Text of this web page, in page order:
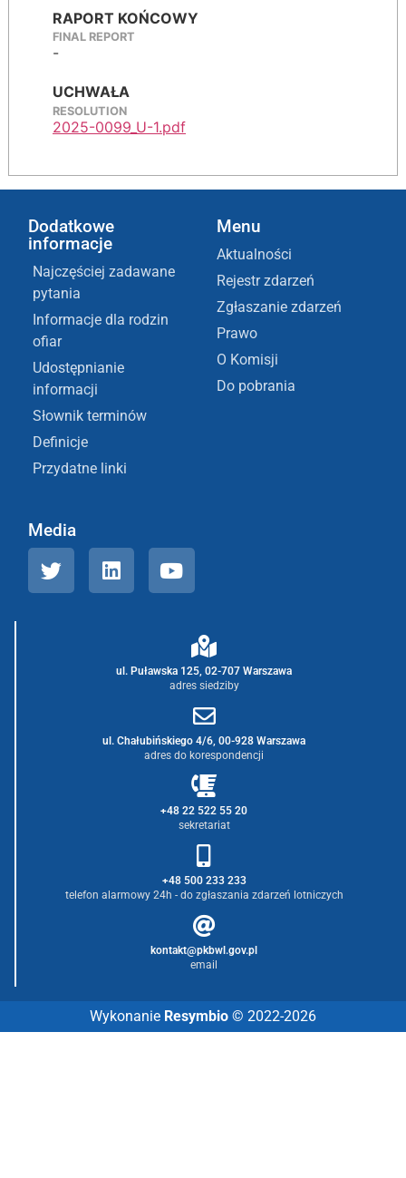
RAPORT KOŃCOWY
FINAL REPORT
-
UCHWAŁA
RESOLUTION
2025-0099_U-1.pdf
Dodatkowe
informacje
Najczęściej zadawane
pytania
Informacje dla rodzin
ofiar
Udostępnianie
informacji
Słownik terminów
Definicje
Przydatne linki
Menu
Aktualności
Rejestr zdarzeń
Zgłaszanie zdarzeń
Prawo
O Komisji
Do pobrania
Media
ul. Puławska 125, 02-707 Warszawa
adres siedziby
ul. Chałubińskiego 4/6, 00-928 Warszawa
adres do korespondencji
+48 22 522 55 20
sekretariat
+48 500 233 233
telefon alarmowy 24h - do zgłaszania zdarzeń lotniczych
kontakt@pkbwl.gov.pl
email
Wykonanie Resymbio © 2022-2026